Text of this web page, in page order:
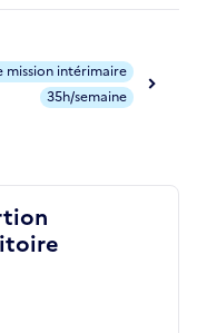
intérimaire
35h/semaine